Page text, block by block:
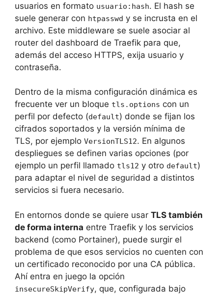
usuarios en formato usuario:hash. El hash se
suele generar con htpasswd y se incrusta en el
archivo. Este middleware se suele asociar al
router del dashboard de Traefik para que,
además del acceso HTTPS, exija usuario y
contraseña.
Dentro de la misma configuración dinámica es
frecuente ver un bloque tls.options con un
perfil por defecto (default) donde se fijan los
cifrados soportados y la versión mínima de
TLS, por ejemplo VersionTLS12. En algunos
despliegues se definen varias opciones (por
ejemplo un perfil llamado tls12 y otro default)
para adaptar el nivel de seguridad a distintos
servicios si fuera necesario.
En entornos donde se quiere usar TLS también
de forma interna entre Traefik y los servicios
backend (como Portainer), puede surgir el
problema de que esos servicios no cuenten con
un certificado reconocido por una CA pública.
Ahí entra en juego la opción
insecureSkipVerify, que, configurada bajo